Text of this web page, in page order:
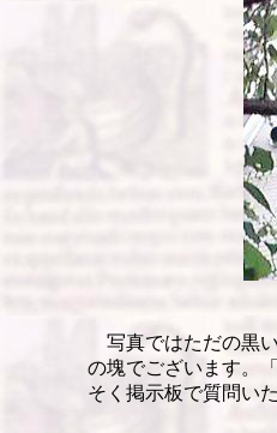
写真ではただの黒
の塊でございます。
そく掲示板で質問い